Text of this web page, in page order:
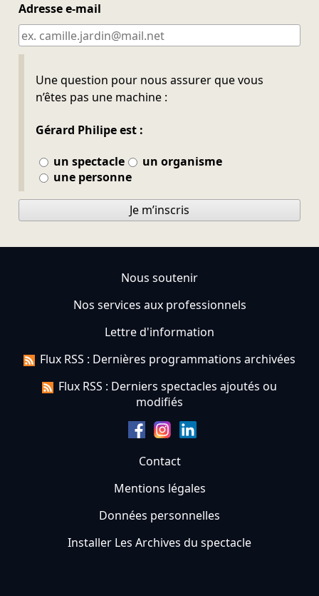
Adresse e-mail
Une question pour nous assurer que vous
n’êtes pas une machine :
Gérard Philipe est :
un spectacle
un organisme
une personne
Ne pas remplir
Je m’inscris
Nous soutenir
Nos services aux professionnels
Lettre d'information
Flux RSS : Dernières programmations archivées
Flux RSS : Derniers spectacles ajoutés ou
modifiés
Contact
Mentions légales
Données personnelles
Installer Les Archives du spectacle